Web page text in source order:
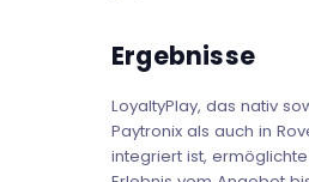
Ergebnisse
LoyaltyPlay, das nativ
Paytronix als auch in
integriert ist,